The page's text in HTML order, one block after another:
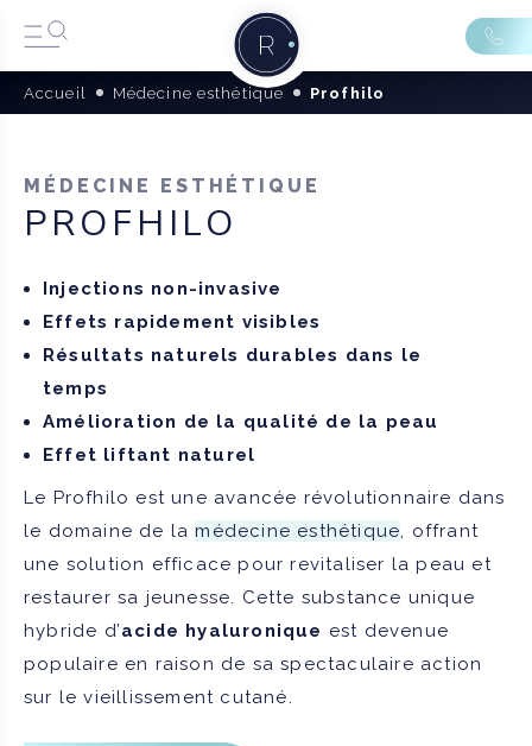
Accueil Médecine esthétique Profhilo
MÉDECINE ESTHÉTIQUE
PROFHILO
Injections non-invasive
Effets rapidement visibles
Résultats naturels durables dans le
temps
Amélioration de la qualité de la peau
Effet liftant naturel
Le Profhilo est une avancée révolutionnaire dans
le domaine de lamédecine esthétique, offrant
une solution efficace pour revitaliser la peau et
restaurer sa jeunesse. Cette substance unique
hybride d’acide hyaluronique est devenue
populaire en raison de sa spectaculaire action
sur le vieillissement cutané.